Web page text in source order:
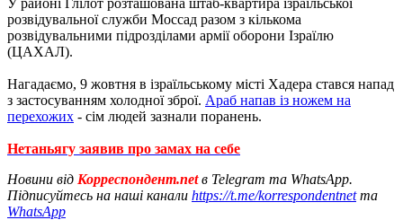
розвідувальної служби Моссад разом з кількома
розвідувальними підрозділами армії оборони Ізраїлю
(ЦАХАЛ).
Нагадаємо, 9 жовтня в ізраїльському місті Хадера стався напад
з застосуванням холодної зброї. Араб напав із ножем на
перехожих - сім людей зазнали поранень.
Нетаньягу заявив про замах на себе
Новини від Корреспондент.netв Telegram та WhatsApp.
Підписуйтесь на наші канали https://t.me/korrespondentnetта
WhatsApp